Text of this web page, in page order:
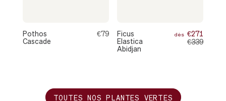
Pothos
Cascade
€79
Ficus
Elastica
Abidjan
dès €271
€339
TOUTES NOS PLANTES VERTES